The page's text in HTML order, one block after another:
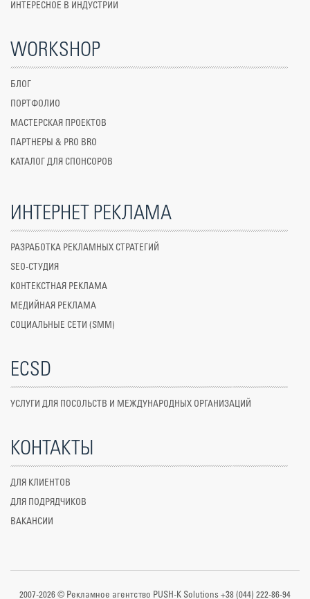
ИНТЕРЕСНОЕ В ИНДУСТРИИ
WORKSHOP
БЛОГ
ПОРТФОЛИО
МАСТЕРСКАЯ ПРОЕКТОВ
ПАРТНЕРЫ & PRO BRO
КАТАЛОГ ДЛЯ СПОНСОРОВ
ИНТЕРНЕТ РЕКЛАМА
РАЗРАБОТКА РЕКЛАМНЫХ СТРАТЕГИЙ
SEO-СТУДИЯ
КОНТЕКСТНАЯ РЕКЛАМА
МЕДИЙНАЯ РЕКЛАМА
СОЦИАЛЬНЫЕ СЕТИ (SMM)
ECSD
УСЛУГИ ДЛЯ ПОСОЛЬСТВ И МЕЖДУНАРОДНЫХ ОРГАНИЗАЦИЙ
КОНТАКТЫ
ДЛЯ КЛИЕНТОВ
ДЛЯ ПОДРЯДЧИКОВ
ВАКАНСИИ
2007-2026 © Рекламное агентство PUSH-K Solutions +38 (044) 222-86-94